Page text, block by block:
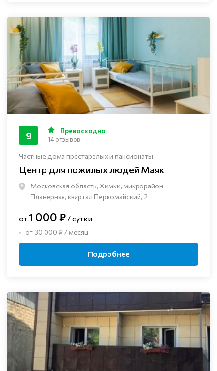
Частные дома престарелых и пансионаты
Центр для пожилых людей Маяк
Московская область, Химки, микрорайон
Планерная, квартал Первомайский, 2
9 Превосходно
14 отзывов
от1 000 ₽ / сутки
от 30 000 ₽ / месяц
Подробнее